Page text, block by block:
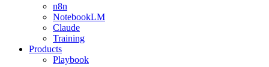
n8n
NotebookLM
Claude
Training
Products
Playbook